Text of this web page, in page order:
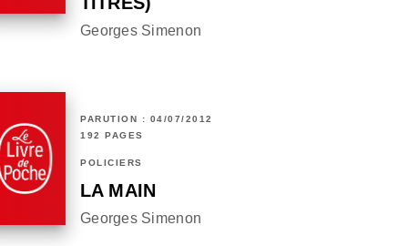
Georges Simenon
PARUTION : 04/07/2012
192 PAGES
POLICIERS
LA MAIN
Georges Simenon